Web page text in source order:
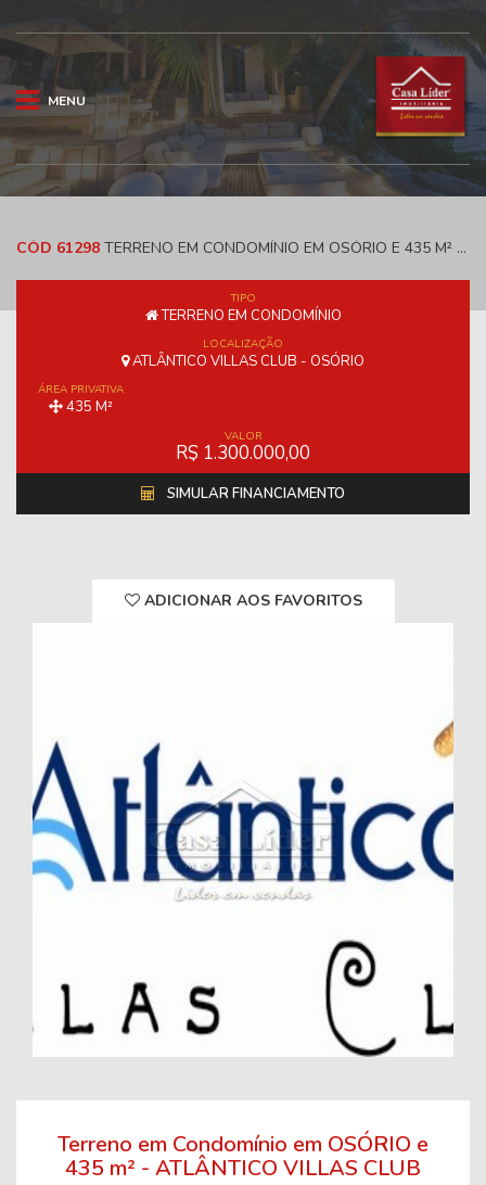
MENU
CÓD 61298 TERRENO EM CONDOMÍNIO EM OSÓRIO E 435 M² - ATLÂNTICO VILLAS CLUB
TIPO
TERRENO EM CONDOMÍNIO
LOCALIZAÇÃO
ATLÂNTICO VILLAS CLUB - OSÓRIO
ÁREA PRIVATIVA
435 M²
VALOR
R$ 1.300.000,00
SIMULAR FINANCIAMENTO
ADICIONAR AOS FAVORITOS
Terreno em Condomínio em OSÓRIO e
435 m² - ATLÂNTICO VILLAS CLUB